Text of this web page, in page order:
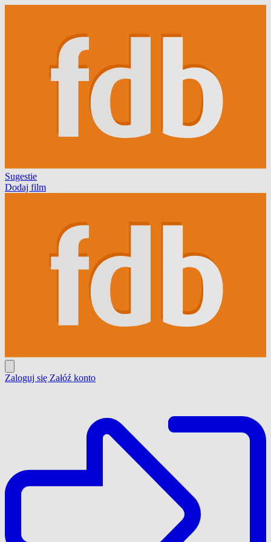
Sugestie
Dodaj film
Zaloguj się Załóź konto